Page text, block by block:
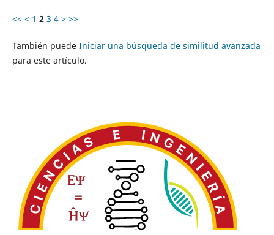
<< < 1 2 3 4 > >>
También puede Iniciar una búsqueda de similitud avanzada
para este artículo.